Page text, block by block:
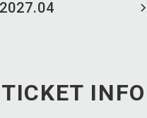
2027.04
TICKET INFO